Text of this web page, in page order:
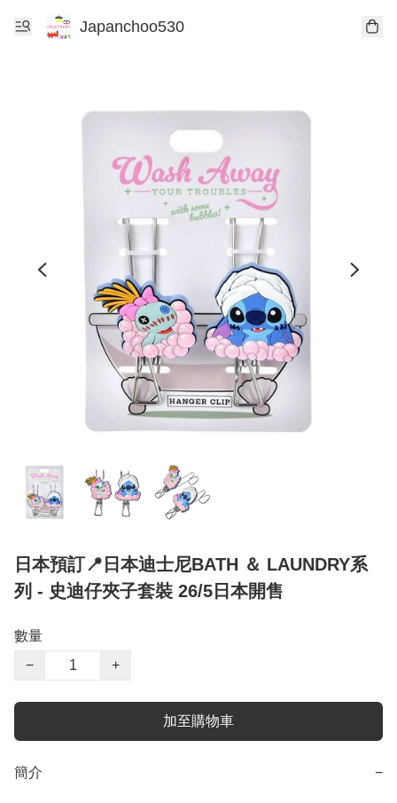
Japanchoo530
日本預訂📍日本迪士尼BATH ＆ LAUNDRY系
列 - 史迪仔夾子套裝 26/5日本開售
數量
−
+
加至購物車
簡介 −